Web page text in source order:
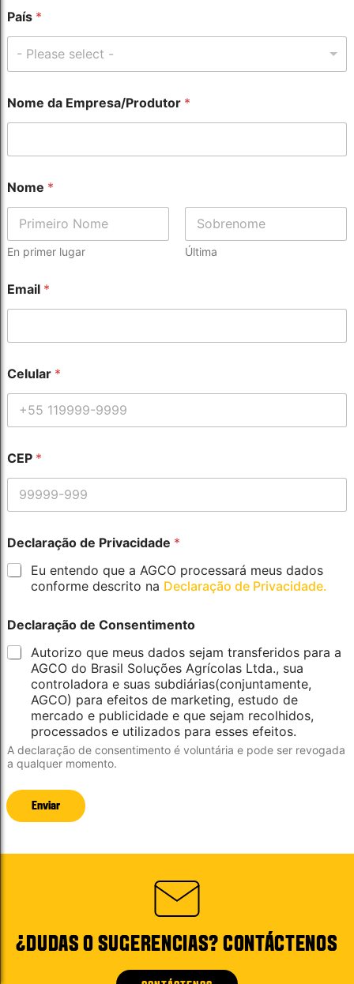
País *
- Please select -
Nome da Empresa/Produtor *
Nome *
En primer lugar Última
d
a
Email *
Celular *
CEP *
Declaração de Privacidade *
Eu entendo que a AGCO processará meus dados
conforme descrito na Declaração de Privacidade.
Declaração de Consentimento
Autorizo que meus dados sejam transferidos para a
AGCO do Brasil Soluções Agrícolas Ltda., sua
controladora e suas subdiárias(conjuntamente,
AGCO) para efeitos de marketing, estudo de
mercado e publicidade e que sejam recolhidos,
processados e utilizados para esses efeitos.
A declaração de consentimento é voluntária e pode ser revogada
a qualquer momento.
Enviar
¿DUDAS O SUGERENCIAS? CONTÁCTENOS